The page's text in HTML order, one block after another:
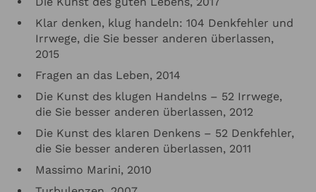
Klar denken, klug handeln: 104 Denkfehler und
Irrwege, die Sie besser anderen überlassen,
2015
Fragen an das Leben, 2014
Die Kunst des klugen Handelns – 52 Irrwege,
die Sie besser anderen überlassen, 2012
Die Kunst des klaren Denkens – 52 Denkfehler,
die Sie besser anderen überlassen, 2011
Massimo Marini, 2010